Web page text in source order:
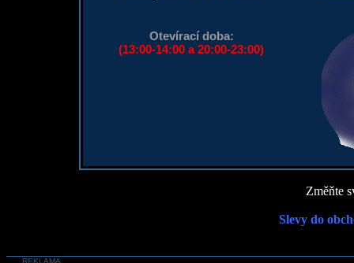
Otevírací doba:
(13:00-14:00 a 20:00-23:00)
Změňte
Slevy do
REKLAMA